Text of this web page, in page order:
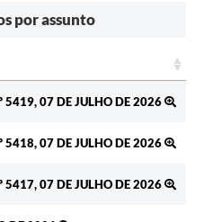
por assunto
5419, 07 DE JULHO DE 2026
5418, 07 DE JULHO DE 2026
5417, 07 DE JULHO DE 2026